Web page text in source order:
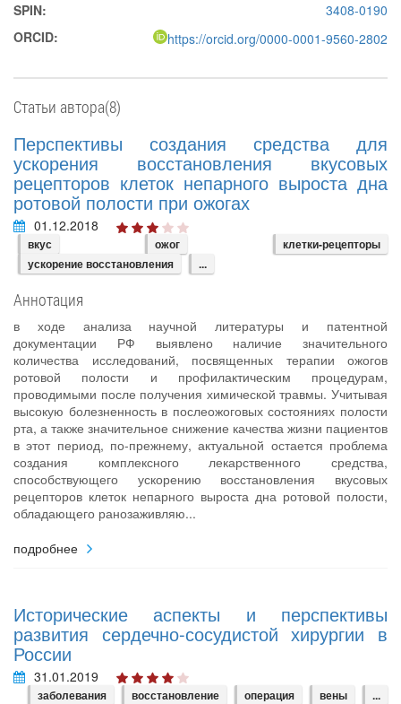
SPIN:
3408-0190
ORCID:
https://orcid.org/0000-0001-9560-2802
Статьи автора(8)
Перспективы создания средства для
ускорения восстановления вкусовых
рецепторов клеток непарного выроста дна
ротовой полости при ожогах
01.12.2018
вкус ожог
клетки-рецепторы
ускорение восстановления
...
Аннотация
в ходе анализа научной литературы и патентной
документации РФ выявлено наличие значительного
количества исследований, посвященных терапии ожогов
ротовой полости и профилактическим процедурам,
проводимыми после получения химической травмы. Учитывая
высокую болезненность в послеожоговых состояниях полости
рта, а также значительное снижение качества жизни пациентов
в этот период, по-прежнему, актуальной остается проблема
создания комплексного лекарственного средства,
способствующего ускорению восстановления вкусовых
рецепторов клеток непарного выроста дна ротовой полости,
обладающего ранозаживляю...
подробнее
Исторические аспекты и перспективы
развития сердечно-сосудистой хирургии в
России
31.01.2019
заболевания восстановление операция вены ...